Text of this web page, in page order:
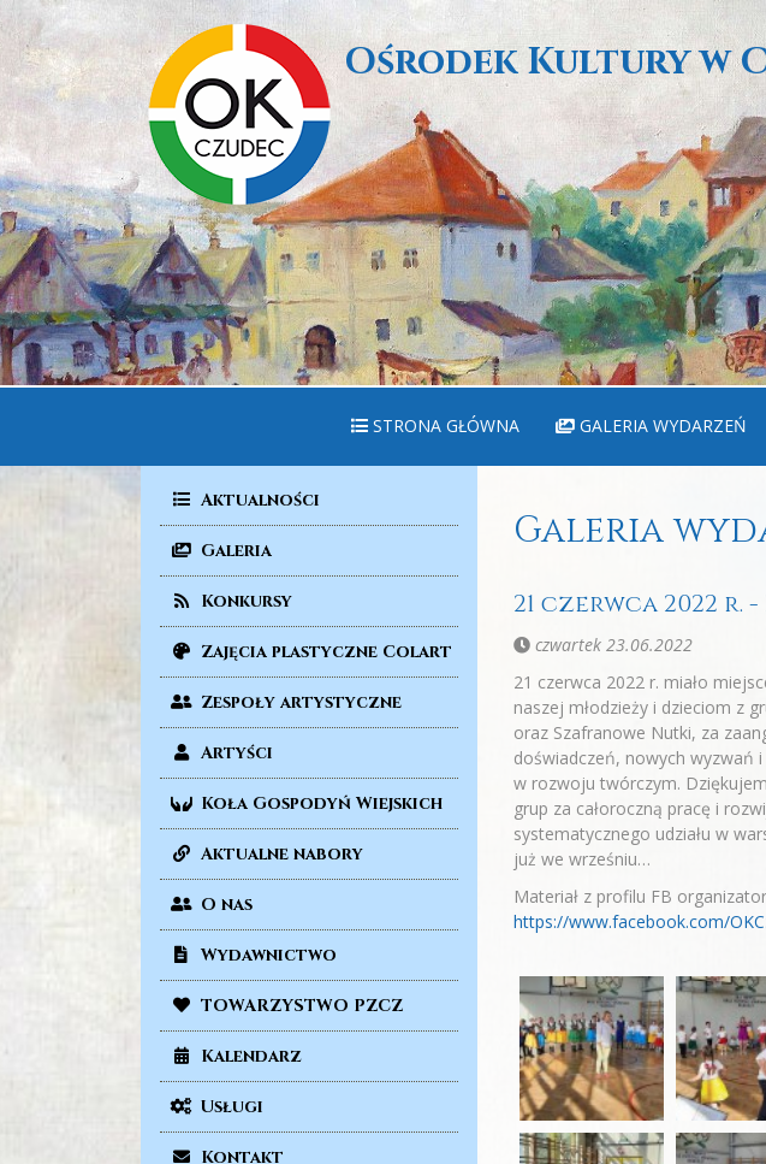
Ośrodek Kultury w
STRONA GŁÓWNA GALERIA WYDARZEŃ
Aktualności
Galeria
Konkursy
Zajęcia plastyczne Colart
Zespoły artystyczne
Artyści
Koła Gospodyń Wiejskich
Aktualne nabory
O nas
Wydawnictwo
TOWARZYSTWO PZCZ
Kalendarz
Usługi
Kontakt
Galeria
21 czerwca 2022
czwartek 23.06.2022
21 czerwca 2022 r. miało
naszej młodzieży i dzieciom z
oraz Szafranowe Nutki, za
doświadczeń, nowych wyzwań
w rozwoju twórczym.
grup za całoroczną pracę i
systematycznego udziału w
już we wrześniu…
Materiał z profilu FB
https://www.facebook.com/